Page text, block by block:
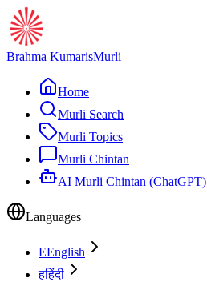
Brahma KumarisMurli
Home
Murli Search
Murli Topics
Murli Chintan
AI Murli Chintan (ChatGPT)
Languages
EEnglish
हहिंदी